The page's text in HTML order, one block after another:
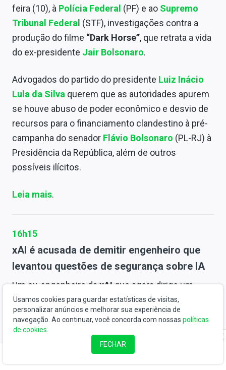
feira (10), à Polícia Federal (PF) e ao Supremo
Tribunal Federal (STF), investigações contra a
produção do filme “Dark Horse”, que retrata a vida
do ex-presidente Jair Bolsonaro.
Advogados do partido do presidente Luiz Inácio
Lula da Silva querem que as autoridades apurem
se houve abuso de poder econômico e desvio de
recursos para o financiamento clandestino à pré-
campanha do senador Flávio Bolsonaro (PL-RJ) à
Presidência da República, além de outros
possíveis ilícitos.
Leia mais.
16h15
xAI é acusada de demitir engenheiro que
levantou questões de segurança sobre IA
Um ex-engenheiro daxAIque agora dirige um
centro de estudos dedicado à segurança da
tecnologia dainteligência artificial (IA), abriu
processo contra a empresa alegando ter sido
demitido por levantar preocupações sobre os
Usamos cookies para guardar estatísticas de visitas,
personalizar anúncios e melhorar sua experiência de
navegação. Ao continuar, você concorda com nossas políticas
de cookies
FECHAR